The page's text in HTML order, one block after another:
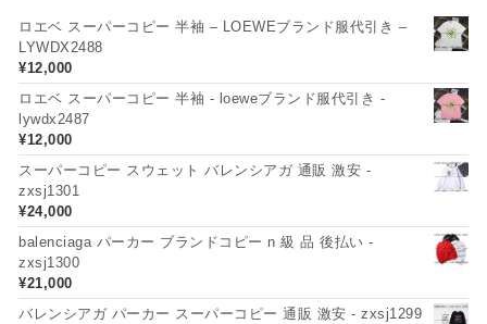
ロエベ スーパーコピー 半袖 – LOEWEブランド服代引き –
LYWDX2488
¥12,000
ロエベ スーパーコピー 半袖 - loeweブランド服代引き -
lywdx2487
¥12,000
スーパーコピー スウェット バレンシアガ 通販 激安 -
zxsj1301
¥24,000
balenciaga パーカー ブランドコピー n 級 品 後払い -
zxsj1300
¥21,000
バレンシアガ パーカー スーパーコピー 通販 激安 - zxsj1299